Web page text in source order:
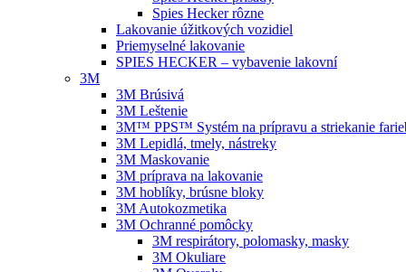
Spies Hecker rôzne
Lakovanie úžitkových vozidiel
Priemyselné lakovanie
SPIES HECKER – vybavenie lakovní
3M
3M Brúsivá
3M Leštenie
3M™ PPS™ Systém na prípravu a striekanie
3M Lepidlá, tmely, nástreky
3M Maskovanie
3M príprava na lakovanie
3M hoblíky, brúsne bloky
3M Autokozmetika
3M Ochranné pomôcky
3M respirátory, polomasky, masky
3M Okuliare